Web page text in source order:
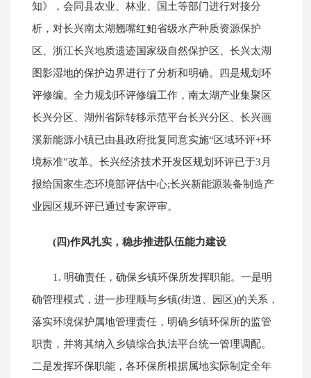
知》，会同县农业、林业、国土等部门进行对接分
析，对长兴南太湖翘嘴红鲌省级水产种质资源保护
区、浙江长兴地质遗迹国家级自然保护区、长兴太湖
图影湿地的保护边界进行了分析和明确。四是规划环
评修编。全力规划环评修编工作，南太湖产业集聚区
长兴分区、湖州省际转移示范平台长兴分区、长兴画
溪新能源小镇已由县政府批复同意实施“区域环评+环
境标准”改革。长兴经济技术开发区规划环评已于3月
报给国家生态环境部评估中心;长兴新能源装备制造产
业园区规环评已通过专家评审。
(四)作风扎实，稳步推进队伍能力建设
1. 明确责任，确保乡镇环保所发挥职能。一是明
确管理模式，进一步理顺与乡镇(街道、园区)的关系，
落实环境保护属地管理责任，明确乡镇环保所的监管
职责，并将其纳入乡镇综合执法平台统一管理调配。
二是发挥环保职能，各环保所根据属地实际制定全年